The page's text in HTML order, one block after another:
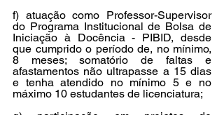
f) atuação como Professor-Supervisor
do Programa Institucional de Bolsa de
Iniciação à Docência - PIBID, desde
que cumprido o período de, no mínimo,
8 meses; somatório de faltas e
afastamentos não ultrapasse a 15 dias
e tenha atendido no mínimo 5 e no
máximo 10 estudantes de licenciatura;